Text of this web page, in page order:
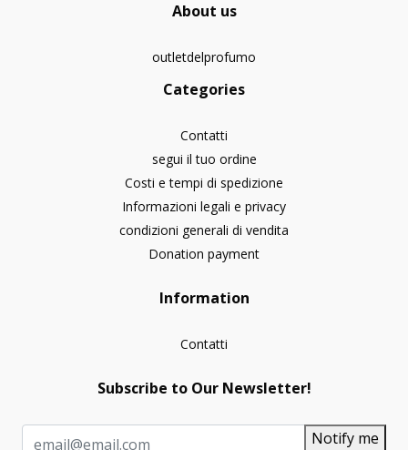
About us
outletdelprofumo
Categories
Contatti
segui il tuo ordine
Costi e tempi di spedizione
Informazioni legali e privacy
condizioni generali di vendita
Donation payment
Information
Contatti
Subscribe to Our Newsletter!
Notify me